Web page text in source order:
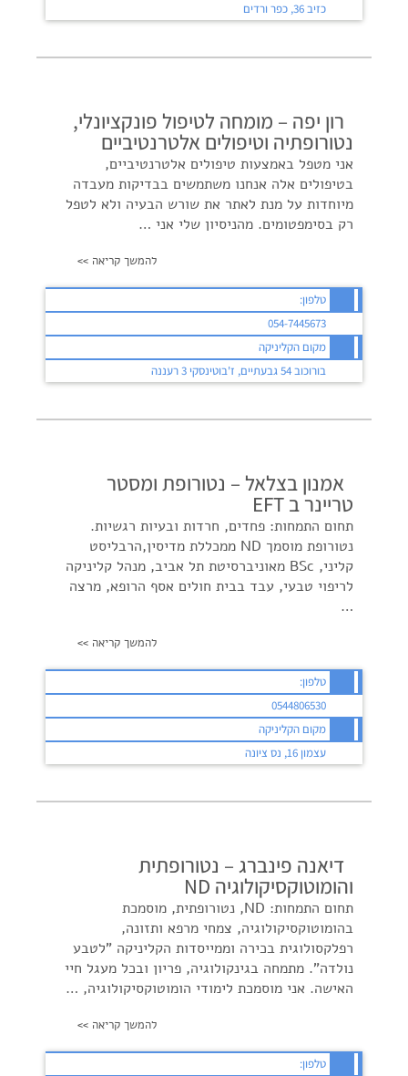
כזיב 36, כפר ורדים
רון יפה – מומחה לטיפול פונקציונלי,
נטורופתיה וטיפולים אלטרנטיביים
אני מטפל באמצעות טיפולים אלטרנטיביים,
בטיפולים אלה אנחנו משתמשים בבדיקות מעבדה
מיוחדות על מנת לאתר את שורש הבעיה ולא לטפל
רק בסימפטומים. מהניסיון שלי אני …
להמשך קריאה >>
טלפון:
054-7445673
מקום הקליניקה
בורוכוב 54 גבעתיים, ז'בוטינסקי 3 רעננה
אמנון בצלאל – נטורופת ומסטר
טריינר ב EFT
תחום התמחות: פחדים, חרדות ובעיות רגשיות.
נטורופת מוסמך ND ממכללת מדיסין,הרבליסט
קליני, BSc מאוניברסיטת תל אביב, מנהל קליניקה
לריפוי טבעי, עבד בבית חולים אסף הרופא, מרצה
…
להמשך קריאה >>
טלפון:
0544806530
מקום הקליניקה
עצמון 16, נס ציונה
דיאנה פינברג – נטורופתית
והומוטוקסיקולוגיה ND
תחום התמחות: ND, נטורופתית, מוסמכת
בהומוטוקסיקולוגיה, צמחי מרפא ותזונה,
רפלקסולוגית בכירה וממייסדות הקליניקה "לטבע
נולדה". מתמחה בגינקולוגיה, פריון ובכל מעגל חיי
האישה. אני מוסמכת לימודי הומוטוקסיקולוגיה, …
להמשך קריאה >>
טלפון: